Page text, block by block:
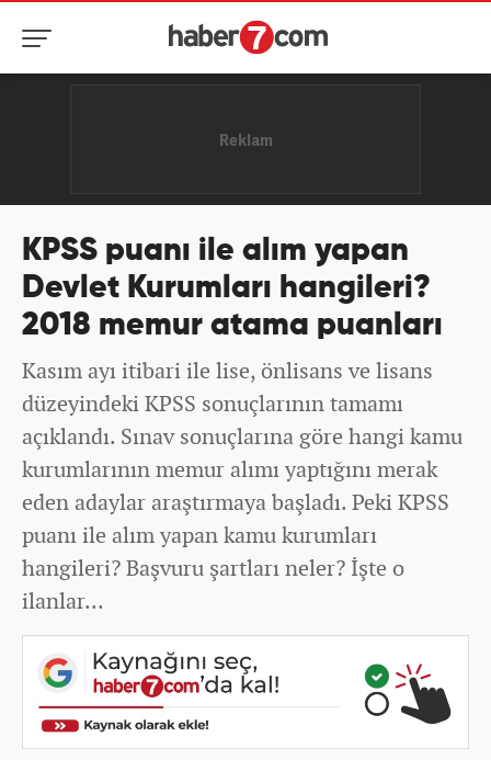
KPSS puanı ile alım yapan
Devlet Kurumları hangileri?
2018 memur atama puanları
Kasım ayı itibari ile lise, önlisans ve lisans
düzeyindeki KPSS sonuçlarının tamamı
açıklandı. Sınav sonuçlarına göre hangi kamu
kurumlarının memur alımı yaptığını merak
eden adaylar araştırmaya başladı. Peki KPSS
puanı ile alım yapan kamu kurumları
hangileri? Başvuru şartları neler? İşte o
ilanlar...